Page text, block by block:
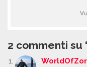
2 commenti su